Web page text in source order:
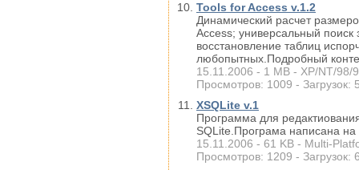
Tools for Access v.1.2
Динамический расчет
Access; универсальный
восстановление таблиц
любопытных.Подробный конте
15.11.2006 - 1 MB - XP/NT/98/
Просмотров: 1009 - Загрузок:
XSQLite v.1
Программа для
SQLite.Програма написана на
15.11.2006 - 61 KB - Multi-
Просмотров: 1209 - Загрузок: